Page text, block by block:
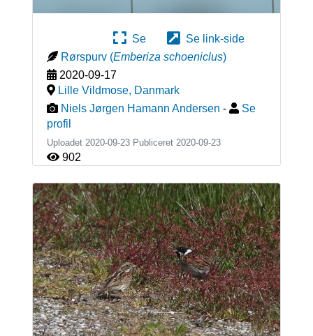
Se
Se link-side
Rørspurv (Emberiza schoeniclus)
2020-09-17
Lille Vildmose, Danmark
Niels Jørgen Hamann Andersen -
Se
profil
Uploadet 2020-09-23 Publiceret 2020-09-23
902